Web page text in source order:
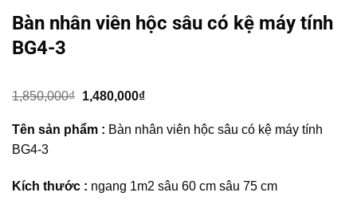
Bàn nhân viên hộc sâu có kệ máy tính
BG4-3
1,850,000₫ Giá
là:
1,850,000₫.
1,480,000₫Giá
tại
là:
Tên sản phẩm : Bàn nhân viên hộc sâu có kệ máy tính
BG4-3
Kích thước : ngang 1m2 sâu 60 cm sâu 75 cm